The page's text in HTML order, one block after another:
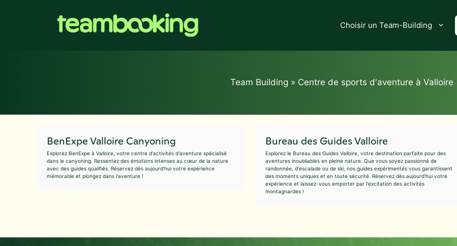
Choisir un Team-Building
Team Building » Centre de sports d'aventure à Valloire
BenExpe Valloire Canyoning
Explorez BenExpe à Valloire, votre centre d'activités d'aventure spécialisé
dans le canyoning. Ressentez des émotions intenses au cœur de la nature
avec des guides qualifiés. Réservez dès aujourd'hui votre expérience
mémorable et plongez dans l'aventure !
Bureau des Guides Valloire
Explorez le Bureau des Guides Valloire, votre destination parfaite pour des
aventures inoubliables en pleine nature. Que vous soyez passionné de
randonnée, d'escalade ou de ski, nos guides expérimentés vous garantissent
des moments uniques et en toute sécurité. Réservez dès aujourd'hui votre
expérience et laissez-vous emporter par l'excitation des activités
montagnardes !